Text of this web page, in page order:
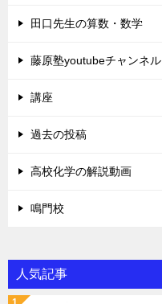
田口先生の算数・数学
藤原塾youtubeチャンネル
講座
過去の投稿
高校化学の解説動画
鳴門校
人気記事